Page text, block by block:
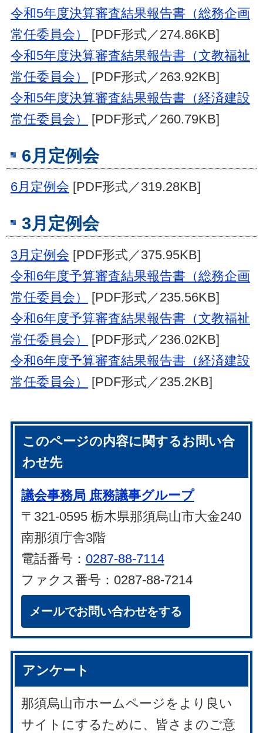
令和5年度決算審査結果報告書（総務企画
常任委員会）
[PDF形式／274.86KB]
令和5年度決算審査結果報告書（文教福祉
常任委員会）
[PDF形式／263.92KB]
令和5年度決算審査結果報告書（経済建設
常任委員会）
[PDF形式／260.79KB]
6月定例会
6月定例会 [PDF形式／319.28KB]
3月定例会
3月定例会 [PDF形式／375.95KB]
令和6年度予算審査結果報告書（総務企画
常任委員会）
[PDF形式／235.56KB]
令和6年度予算審査結果報告書（文教福祉
常任委員会）
[PDF形式／236.02KB]
令和6年度予算審査結果報告書（経済建設
常任委員会）
[PDF形式／235.2KB]
このページの内容に関するお問い合
わせ先
議会事務局 庶務議事グループ
〒321-0595 栃木県那須烏山市大金240
南那須庁舎3階
電話番号： 0287-88-7114
ファクス番号：0287-88-7214
メールでお問い合わせをする
アンケート
那須烏山市ホームページをより良い
サイトにするために、皆さまのご意